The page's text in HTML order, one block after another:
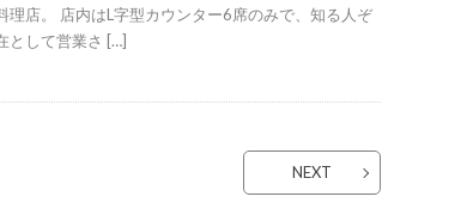
理店。 店内はL字型カウンター6席のみで、知る人ぞ
として営業さ […]
NEXT